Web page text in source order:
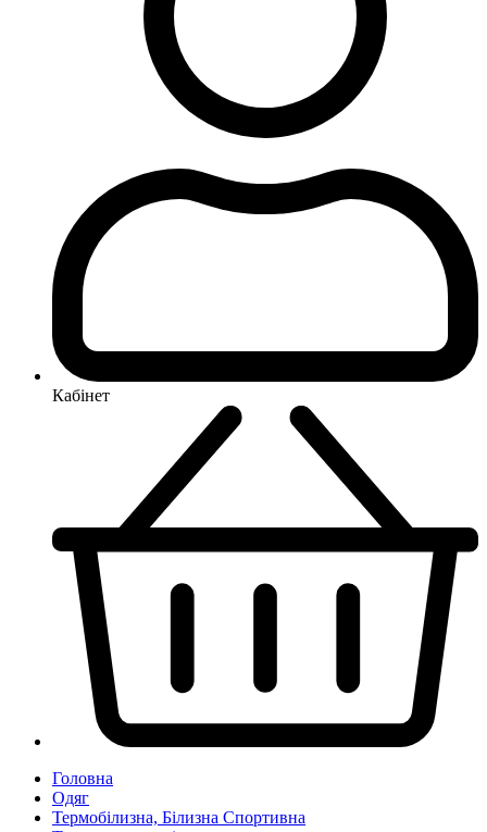
Кабінет
Головна
Одяг
Термобілизна, Білизна Спортивна